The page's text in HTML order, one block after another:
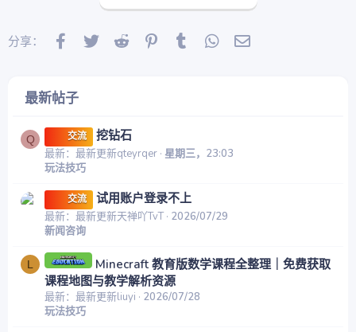
分享： Facebook
Twitter Reddit PinterestTumblr WhatsApp
最新帖子
Q 交流 挖钻石
最新：最新更新qteyrqer 星期三，23:03
玩法技巧
交流 试用账户登录不上
最新：最新更新天禅吖TvT 2026/07/29
新闻咨询
L
Minecraft 教育版数学课程全整理｜免费获取
课程地图与教学解析资源
最新：最新更新liuyi
2026/07/28
玩法技巧